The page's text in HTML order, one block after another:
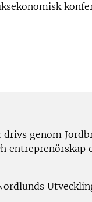
drivs genom
entreprenörskap